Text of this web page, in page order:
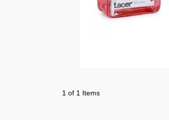
1 of 1 Items